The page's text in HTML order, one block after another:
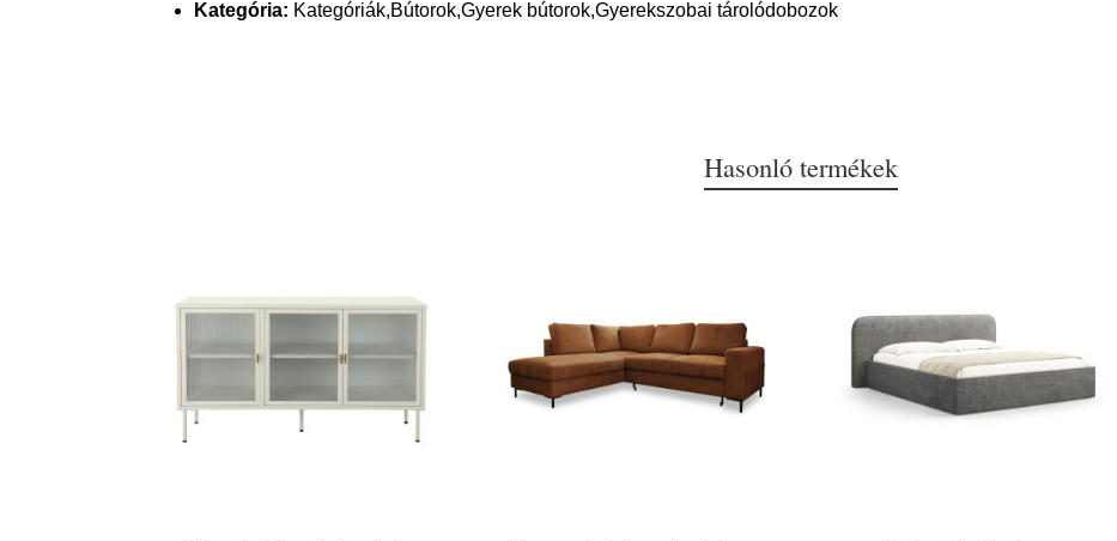
Kategória: Kategóriák,Bútorok,Gyerek bútorok,Gyerekszobai tárolódobozok
Hasonló termékek